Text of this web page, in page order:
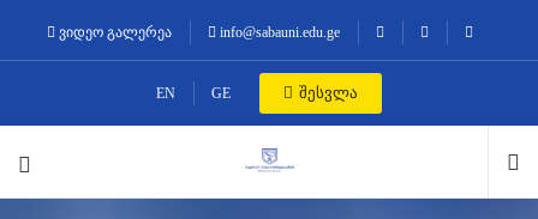
ვიდეო გალერეა info@sabauni.edu.ge
EN GE შესვლა